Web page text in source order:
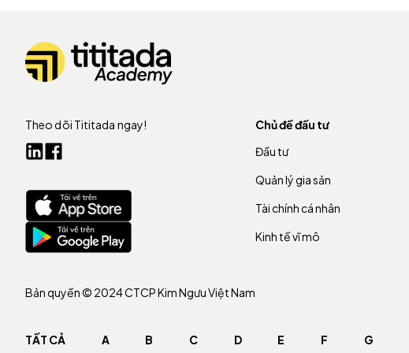
Theo dõi Tititada ngay!
Bản quyền © 2024 CTCP Kim Ngưu Việt Nam
Chủ đề đầu tư
Đầu tư
Quản lý gia sản
Tài chính cá nhân
Kinh tế vĩ mô
TẤT CẢ A B C D E F G